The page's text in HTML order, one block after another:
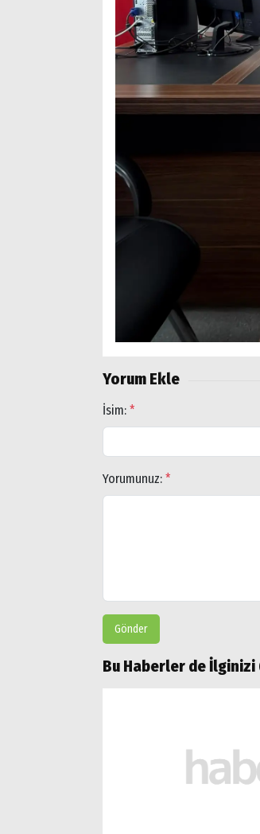
Yorum Ekle
İsim: *
Yorumunuz: *
Gönder
Bu Haberler de